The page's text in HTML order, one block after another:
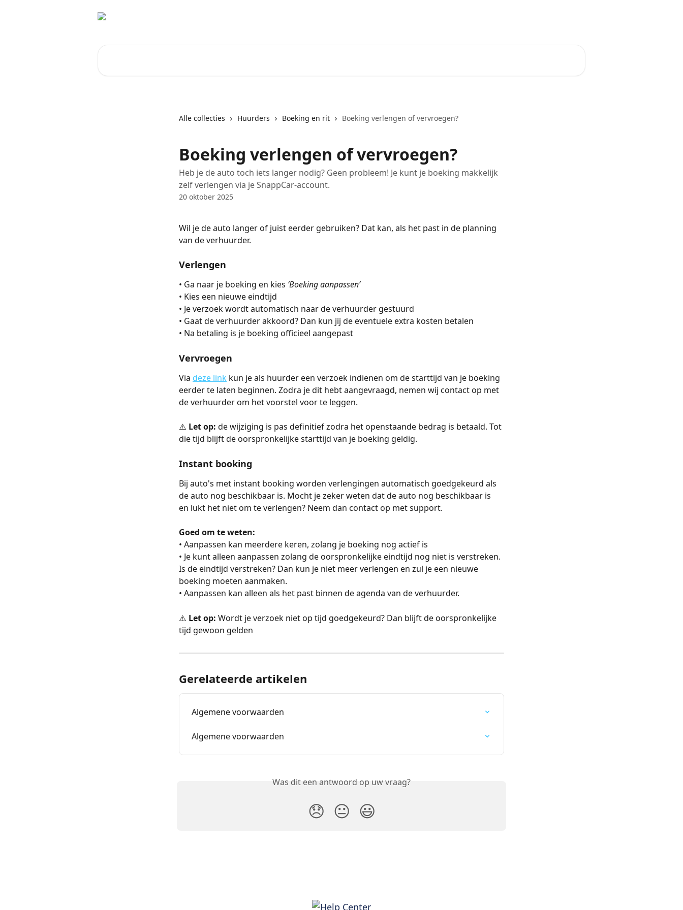
Alle collecties Huurders Boeking en rit Boeking verlengen of vervroegen?
Boeking verlengen of vervroegen?
Heb je de auto toch iets langer nodig? Geen probleem! Je kunt je boeking makkelijk
zelf verlengen via je SnappCar-account.
20 oktober 2025
Wil je de auto langer of juist eerder gebruiken? Dat kan, als het past in de planning
van de verhuurder.
Verlengen
• Ga naar je boeking en kies ‘Boeking aanpassen’
• Kies een nieuwe eindtijd
• Je verzoek wordt automatisch naar de verhuurder gestuurd
• Gaat de verhuurder akkoord? Dan kun jij de eventuele extra kosten betalen
• Na betaling is je boeking officieel aangepast
Vervroegen
Via deze link kun je als huurder een verzoek indienen om de starttijd van je boeking
eerder te laten beginnen. Zodra je dit hebt aangevraagd, nemen wij contact op met
de verhuurder om het voorstel voor te leggen.
⚠️ Let op: de wijziging is pas definitief zodra het openstaande bedrag is betaald. Tot
die tijd blijft de oorspronkelijke starttijd van je boeking geldig.
Instant booking
Bij auto's met instant booking worden verlengingen automatisch goedgekeurd als
de auto nog beschikbaar is. Mocht je zeker weten dat de auto nog beschikbaar is
en lukt het niet om te verlengen? Neem dan contact op met support.
Goed om te weten:
• Aanpassen kan meerdere keren, zolang je boeking nog actief is
• Je kunt alleen aanpassen zolang de oorspronkelijke eindtijd nog niet is verstreken.
Is de eindtijd verstreken? Dan kun je niet meer verlengen en zul je een nieuwe
boeking moeten aanmaken.
• Aanpassen kan alleen als het past binnen de agenda van de verhuurder.
⚠️ Let op: Wordt je verzoek niet op tijd goedgekeurd? Dan blijft de oorspronkelijke
tijd gewoon gelden
Gerelateerde artikelen
Algemene voorwaarden
Algemene voorwaarden
Was dit een antwoord op uw vraag?
😞 😐 😃